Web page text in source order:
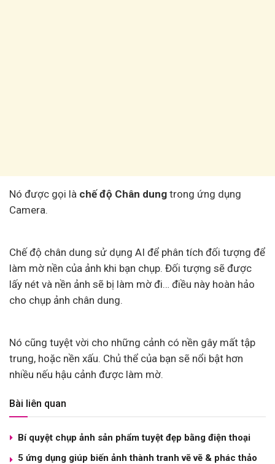
Nó được gọi là chế độ Chân dung trong ứng dụng
Camera.
Chế độ chân dung sử dụng AI để phân tích đối tượng để
làm mờ nền của ảnh khi bạn chụp. Đối tượng sẽ được
lấy nét và nền ảnh sẽ bị làm mờ đi… điều này hoàn hảo
cho chụp ảnh chân dung.
Nó cũng tuyệt vời cho những cảnh có nền gây mất tập
trung, hoặc nền xấu. Chủ thể của bạn sẽ nổi bật hơn
nhiều nếu hậu cảnh được làm mờ.
Bài liên quan
Bí quyệt chụp ảnh sản phẩm tuyệt đẹp bằng điện thoại
5 ứng dụng giúp biến ảnh thành tranh vẽ vẽ & phác thảo